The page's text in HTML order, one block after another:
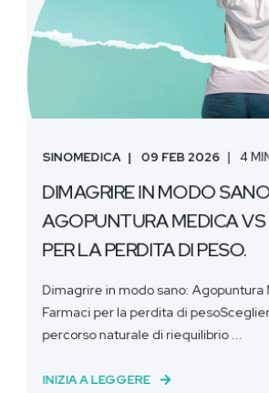
SINOMEDICA 09 FEB 2026 4
DIMAGRIRE IN MODO
AGOPUNTURA MEDICA VS
PER LA PERDITA DI PESO.
Dimagrire in modo sano: Agopuntura
Farmaci per la perdita di
percorso naturale di riequilibrio ...
INIZIA A LEGGERE